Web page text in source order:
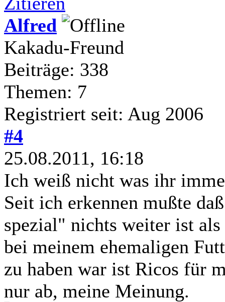
Alfred
Kakadu-Freund
Beiträge: 338
Themen: 7
Registriert seit: Aug 2006
#4
25.08.2011, 16:18
Ich weiß nicht was ihr
Seit ich erkennen mußte
spezial" nichts weiter ist
bei meinem ehemaligen
zu haben war ist Ricos für
nur ab, meine Meinung.